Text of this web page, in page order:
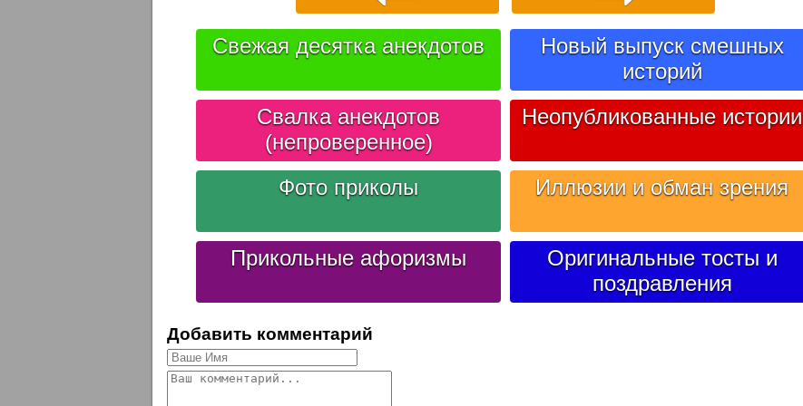
Свежая десятка анекдотов
Новый выпуск смешных
историй
Свалка анекдотов
(непроверенное)
Неопубликованные истории
Фото приколы Иллюзии и обман зрения
Прикольные афоризмы
Оригинальные тосты и
поздравления
Добавить комментарий